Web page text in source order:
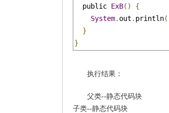
  public
ExB()
{
System. out . println(
}
}
执行结果：
父类--静态代码块
子类--静态代码块